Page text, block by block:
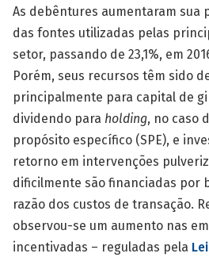
As debêntures aumentaram sua
das fontes utilizadas pelas
setor, passando de 23,1%, em
Porém, seus recursos têm sido
principalmente para capital de
dividendo para holding, no caso
propósito específico (SPE), e
retorno em intervenções
dificilmente são financiadas por
razão dos custos de transação.
observou-se um aumento nas
incentivadas – reguladas pela